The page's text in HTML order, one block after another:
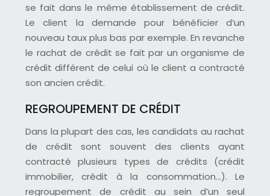
se fait dans le même établissement de crédit.
Le client la demande pour bénéficier d’un
nouveau taux plus bas par exemple. En revanche
le rachat de crédit se fait par un organisme de
crédit différent de celui où le client a contracté
son ancien crédit.
REGROUPEMENT DE CRÉDIT
Dans la plupart des cas, les candidats au rachat
de crédit sont souvent des clients ayant
contracté plusieurs types de crédits (crédit
immobilier, crédit à la consommation…). Le
regroupement de crédit au sein d’un seul